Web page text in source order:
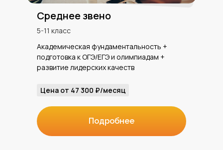
5-11 класс
Среднее звено
Академическая фундаментальность +
подготовка к ОГЭ/ЕГЭ и олимпиадам +
развитие лидерских качеств
Подробнее
Цена от 47 300 ₽/месяц